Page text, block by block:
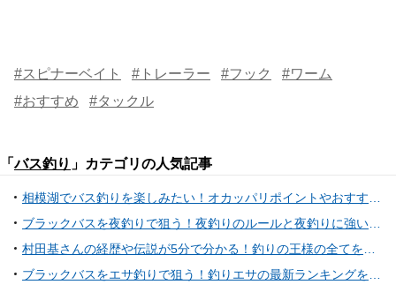
#スピナーベイト #トレーラー #フック
#ワーム
#おすすめ
#タックル
「バス釣り 」カテゴリの人気記事
相模湖でバス釣りを楽しみたい！オカッパリポイントやおすすめタックル特集
ブラックバスを夜釣りで狙う！夜釣りのルールと夜釣りに強いルアーをご紹介！
村田基さんの経歴や伝説が5分で分かる！釣りの王様の全てを一挙紹介！
ブラックバスをエサ釣りで狙う！釣りエサの最新ランキングを大公開！